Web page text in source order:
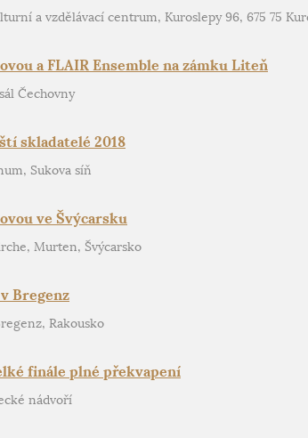
a vzdělávací centrum, Kuroslepy 96, 675 75
a FLAIR Ensemble na zámku Liteň
Čechovny
skladatelé 2018
Sukova síň
ve Švýcarsku
Murten, Švýcarsko
Bregenz
Rakousko
finále plné překvapení
nádvoří